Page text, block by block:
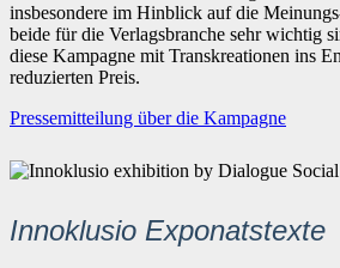
insbesondere im Hinblick auf die
beide für die Verlagsbranche sehr wichtig
diese Kampagne mit Transkreationen ins
reduzierten Preis.
Pressemitteilung über die Kampagne
Innoklusio Exponatstexte